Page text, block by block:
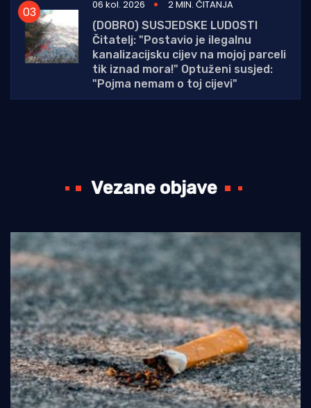
06 kol. 2026
2 MIN. ČITANJA
(DOBRO) SUSJEDSKE LUDOSTI
Čitatelj: "Postavio je ilegalnu
kanalizacijsku cijev na mojoj parceli
tik iznad mora!" Optuženi susjed:
"Pojma nemam o toj cijevi"
Vezane objave